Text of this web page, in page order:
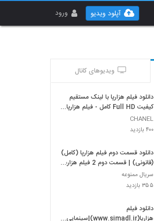
ورود آپلود ویدیو
ویدیوهای کانال
دانلود فیلم هزارپا با لینک مستقیم
کیفیت Full HD کامل - فیلم هزارپا
اینترنت نیم بها
CHANEL
۴۰۰ بازدید
دانلود قسمت دوم فیلم هزارپا (کامل)
(قانونی) | قسمت دوم 2 فیلم هزارپا
با کیفیت 4k
سریال ممنوعه
۳۵۵ بازدید
دانلود فیلم
هزارپا(www.simadl.ir)|سینمایی